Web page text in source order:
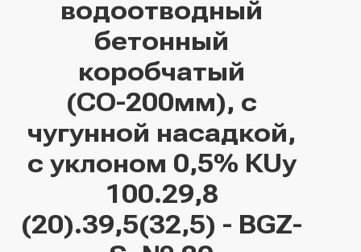
водоотводный
бетонный
коробчатый
(СО-200мм), с
чугунной насадкой,
с уклоном 0,5% КUу
100.29,8
(20).39,5(32,5) - BGZ-